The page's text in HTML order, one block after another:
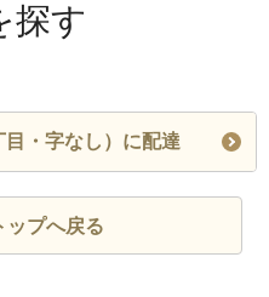
探す
・字なし）に配達
ップへ戻る